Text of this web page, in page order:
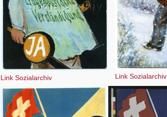
Link Sozialarchiv Link Sozialarchiv